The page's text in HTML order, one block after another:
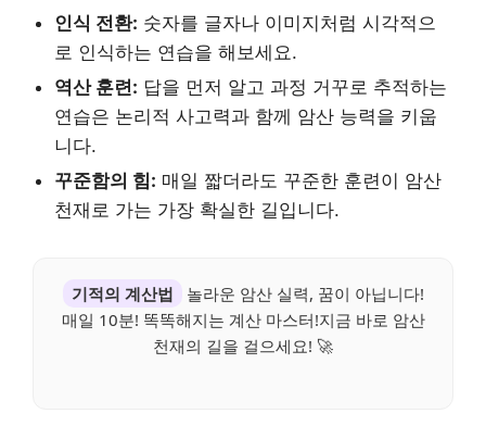
인식 전환: 숫자를 글자나 이미지처럼 시각적으
로 인식하는 연습을 해보세요.
역산 훈련: 답을 먼저 알고 과정 거꾸로 추적하는
연습은 논리적 사고력과 함께 암산 능력을 키웁
니다.
꾸준함의 힘: 매일 짧더라도 꾸준한 훈련이 암산
천재로 가는 가장 확실한 길입니다.
기적의 계산법
놀라운 암산 실력, 꿈이 아닙니다!
매일 10분! 똑똑해지는 계산 마스터!지금 바로 암산
천재의 길을 걸으세요! 🚀